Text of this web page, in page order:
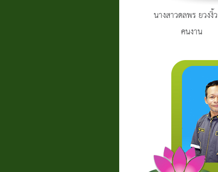
นางสาวดลพร ยวงงิ้
คนงาน